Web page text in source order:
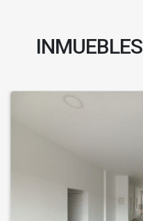
INMUEBLES